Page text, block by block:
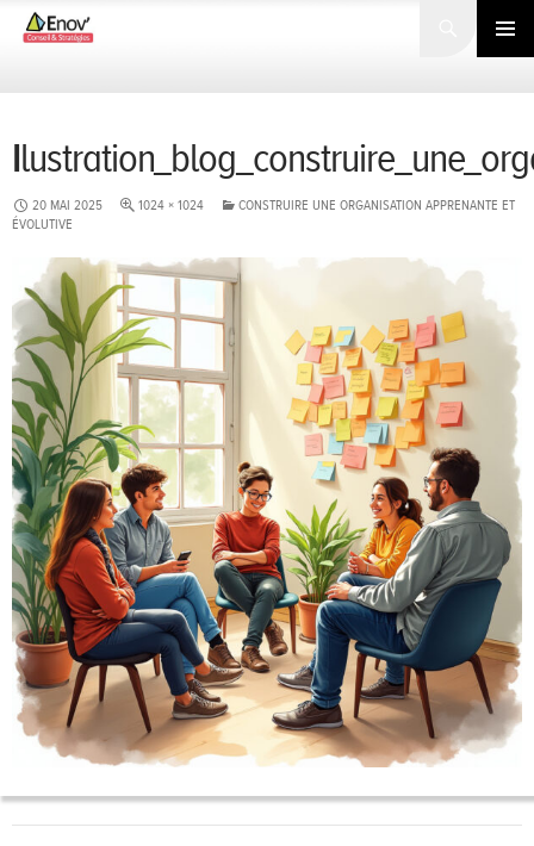
Search
SKIP
20 MAI 2025 1024 × 1024
CONSTRUIRE UNE ORGANISATION APPRENANTE ET
ÉVOLUTIVE